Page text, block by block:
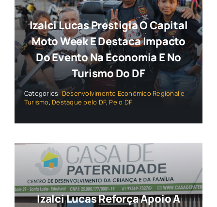
Izalci Lucas Prestigia O Capital
Moto Week E Destaca Impacto
Do Evento Na Economia E No
Turismo Do DF
Categories: Desenvolvimento Econômico Regional e
Turismo, Destaque pelo DF, Pelo DF
Izalci Lucas Reforça Apoio A